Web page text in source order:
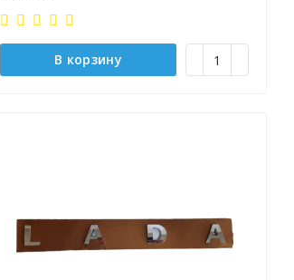
В корзину